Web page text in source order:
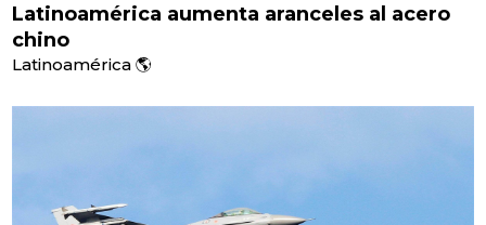
Latinoamérica aumenta aranceles al acero
chino
Latinoamérica 🌎